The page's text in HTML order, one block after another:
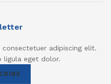
adipiscing elit.
ligula eget dolor.